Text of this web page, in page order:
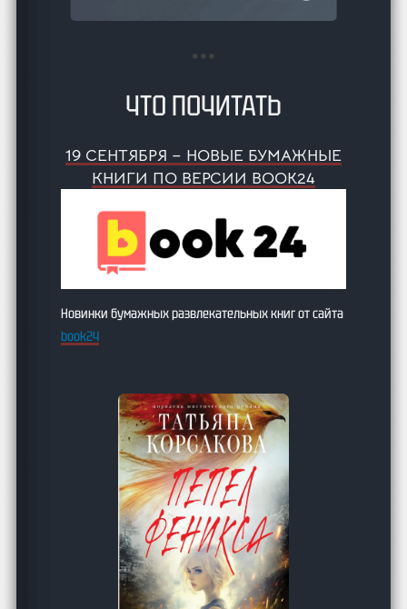
ЧТО ПОЧИТАТЬ
19 СЕНТЯБРЯ – НОВЫЕ БУМАЖНЫЕ
КНИГИ ПО ВЕРСИИ BOOK24
Новинки бумажных развлекательных книг от сайта
book24